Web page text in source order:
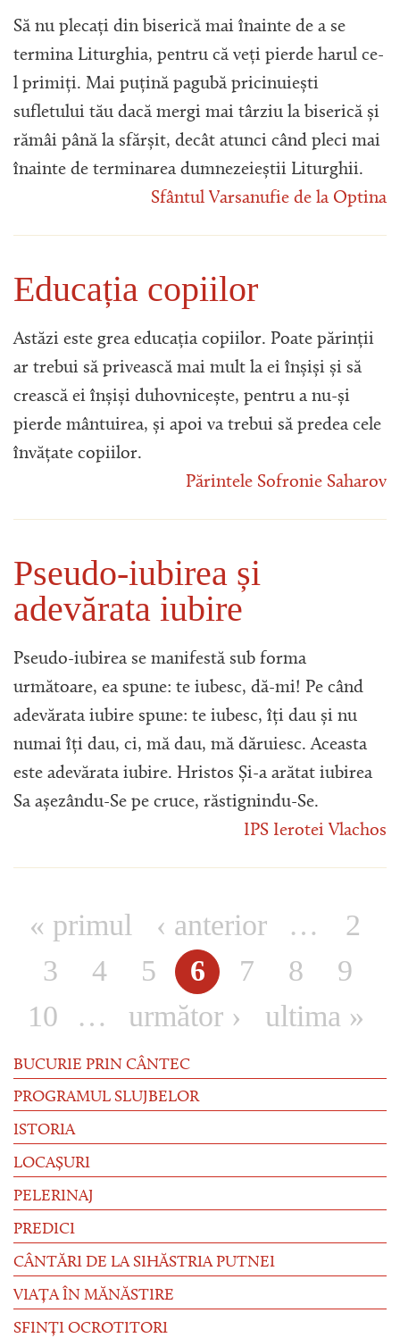
Să nu plecați din biserică mai înainte de a se
termina Liturghia, pentru că veți pierde harul ce-
l primiți. Mai puțină pagubă pricinuiești
sufletului tău dacă mergi mai târziu la biserică și
rămâi până la sfărșit, decât atunci când pleci mai
înainte de terminarea dumnezeieștii Liturghii.
Sfântul Varsanufie de la Optina
Educația copiilor
Astăzi este grea educația copiilor. Poate părinții
ar trebui să privească mai mult la ei înșiși și să
crească ei înșiși duhovnicește, pentru a nu-și
pierde mântuirea, și apoi va trebui să predea cele
învățate copiilor.
Părintele Sofronie Saharov
Pseudo-iubirea și
adevărata iubire
Pseudo-iubirea se manifestă sub forma
următoare, ea spune: te iubesc, dă-mi! Pe când
adevărata iubire spune: te iubesc, îți dau și nu
numai îți dau, ci, mă dau, mă dăruiesc. Aceasta
este adevărata iubire. Hristos Și-a arătat iubirea
Sa așezându-Se pe cruce, răstignindu-Se.
IPS Ierotei Vlachos
Pagini
« primul ‹ anterior …
2
3
4 5 6 7 8
9
10
… următor › ultima »
BUCURIE PRIN CÂNTEC
PROGRAMUL SLUJBELOR
ISTORIA
LOCAȘURI
PELERINAJ
PREDICI
CÂNTĂRI DE LA SIHĂSTRIA PUTNEI
VIAȚA ÎN MĂNĂSTIRE
SFINȚI OCROTITORI